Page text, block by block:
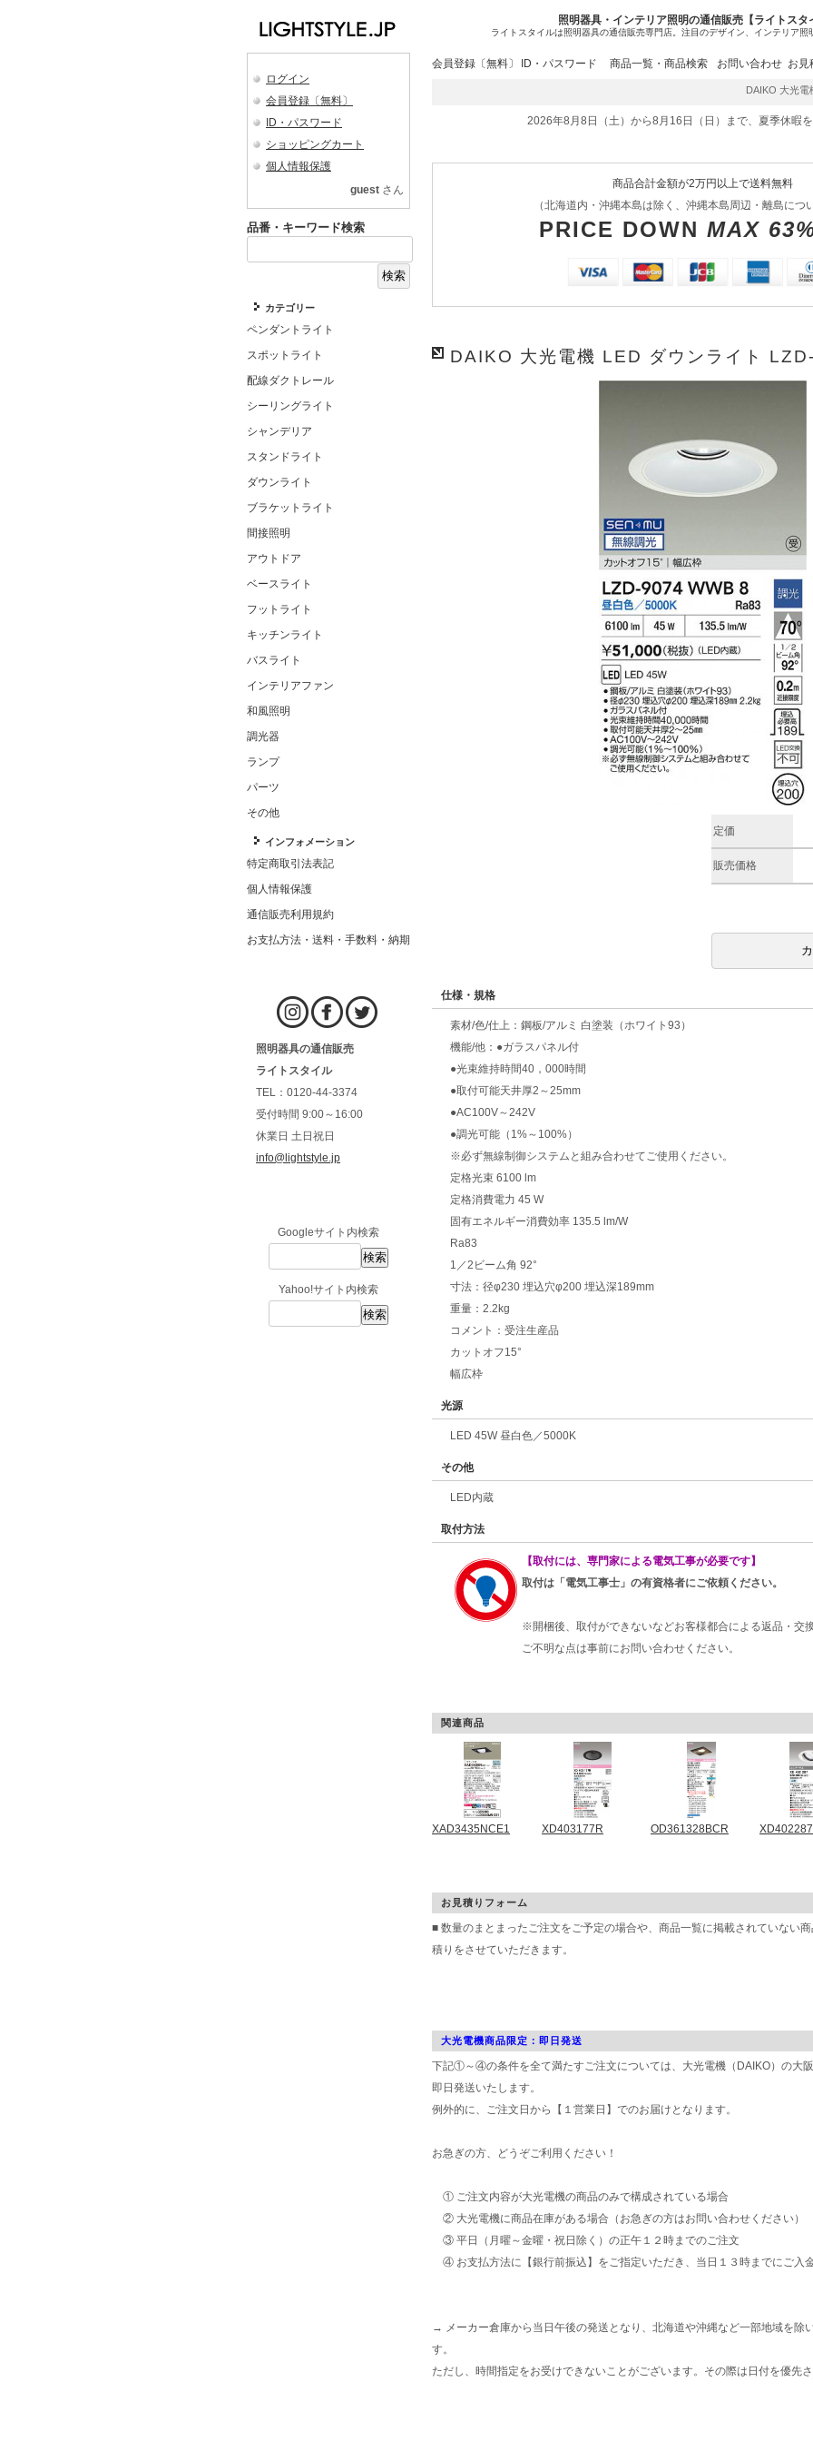
照明器具・インテリア照明の通信販売【ライトスタ
ライトスタイルは照明器具の通信販売専門店。注目のデザイン、インテリア照
ログイン
会員登録〔無料〕
ID・パスワード
ショッピングカート
個人情報保護
guest さん
品番・キーワード検索
カテゴリー
ペンダントライト
スポットライト
配線ダクトレール
シーリングライト
シャンデリア
スタンドライト
ダウンライト
ブラケットライト
間接照明
アウトドア
ベースライト
フットライト
キッチンライト
バスライト
インテリアファン
和風照明
調光器
ランプ
パーツ
その他
インフォメーション
特定商取引法表記
個人情報保護
通信販売利用規約
お支払方法・送料・手数料・納期
照明器具の通信販売
ライトスタイル
TEL：0120-44-3374
受付時間 9:00～16:00
休業日 土日祝日
info@lightstyle.jp
Googleサイト内検索
Yahoo!サイト内検索
会員登録〔無料〕 ID・パスワード 商品一覧・商品検索 お問い合わせ お見
DAIKO 大光電機
2026年8月8日（土）から8月16日（日）まで、夏季休暇
商品合計金額が2万円以上で送料無料
（北海道内・沖縄本島は除く、沖縄本島周辺・離島につ
PRICE DOWN MAX
DAIKO 大光電機 LED ダウンライト
定価
販売価格
仕様・規格
素材/色/仕上：鋼板/アルミ 白塗装（ホワイト93）
機能/他：●ガラスパネル付
●光束維持時間40，000時間
●取付可能天井厚2～25mm
●AC100V～242V
●調光可能（1%～100%）
※必ず無線制御システムと組み合わせてご使用ください。
定格光束 6100 lm
定格消費電力 45 W
固有エネルギー消費効率 135.5 lm/W
Ra83
1／2ビーム角 92°
寸法：径φ230 埋込穴φ200 埋込深189mm
重量：2.2kg
コメント：受注生産品
カットオフ15°
幅広枠
光源
LED 45W 昼白色／5000K
その他
LED内蔵
取付方法
【取付には、専門家による電気工事が必要です】
取付は「電気工事士」の有資格者にご依頼ください。
※開梱後、取付ができないなどお客様都合による返品・交
ご不明な点は事前にお問い合わせください。
関連商品
XAD3435NCE1 XD403177R OD361328BCR XD402287
お見積りフォーム
■ 数量のまとまったご注文をご予定の場合や、商品一覧に掲載されていない
積りをさせていただきます。
大光電機商品限定：即日発送
下記①～④の条件を全て満たすご注文については、大光電機（DAIKO）の大阪
即日発送いたします。
例外的に、ご注文日から【１営業日】でのお届けとなります。
お急ぎの方、どうぞご利用ください！
① ご注文内容が大光電機の商品のみで構成されている場合
② 大光電機に商品在庫がある場合（お急ぎの方はお問い合わせください）
③ 平日（月曜～金曜・祝日除く）の正午１２時までのご注文
④ お支払方法に【銀行前振込】をご指定いただき、当日１３時までにご入
→ メーカー倉庫から当日午後の発送となり、北海道や沖縄など一部地域を除
す。
ただし、時間指定をお受けできないことがございます。その際は日付を優先さ